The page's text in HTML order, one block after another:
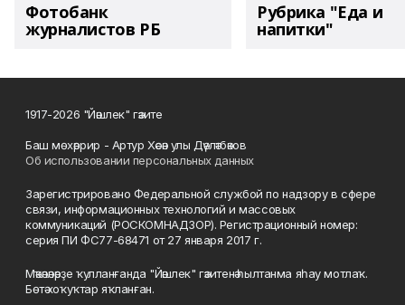
Фотобанк
журналистов РБ
Рубрика "Еда и
напитки"
1917-2026 "Йәшлек" гәзите
Баш мөхәррир - Артур Хәсән улы Дәүләтбәков
Об использовании персональных данных
Зарегистрировано Федеральной службой по надзору в сфере
связи, информационных технологий и массовых
коммуникаций (РОСКОМНАДЗОР). Регистрационный номер:
серия ПИ ФС77-68471 от 27 января 2017 г.
Мәҡәләләрҙе ҡулланғанда "Йәшлек" гәзитенә һылтанма яһау мотлаҡ.
Бөтә хоҡуҡтар яҡланған.